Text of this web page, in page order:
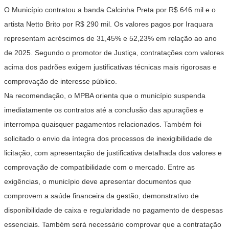
O Município contratou a banda Calcinha Preta por R$ 646 mil e o
artista Netto Brito por R$ 290 mil. Os valores pagos por Iraquara
representam acréscimos de 31,45% e 52,23% em relação ao ano
de 2025. Segundo o promotor de Justiça, contratações com valores
acima dos padrões exigem justificativas técnicas mais rigorosas e
comprovação de interesse público.
Na recomendação, o MPBA orienta que o município suspenda
imediatamente os contratos até a conclusão das apurações e
interrompa quaisquer pagamentos relacionados. Também foi
solicitado o envio da íntegra dos processos de inexigibilidade de
licitação, com apresentação de justificativa detalhada dos valores e
comprovação de compatibilidade com o mercado. Entre as
exigências, o município deve apresentar documentos que
comprovem a saúde financeira da gestão, demonstrativo de
disponibilidade de caixa e regularidade no pagamento de despesas
essenciais. Também será necessário comprovar que a contratação